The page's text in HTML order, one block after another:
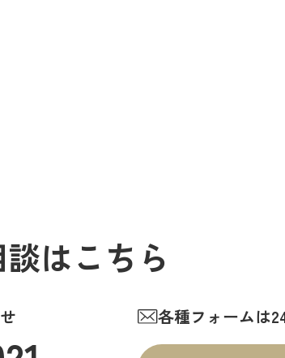
はこちら
各種フォームは